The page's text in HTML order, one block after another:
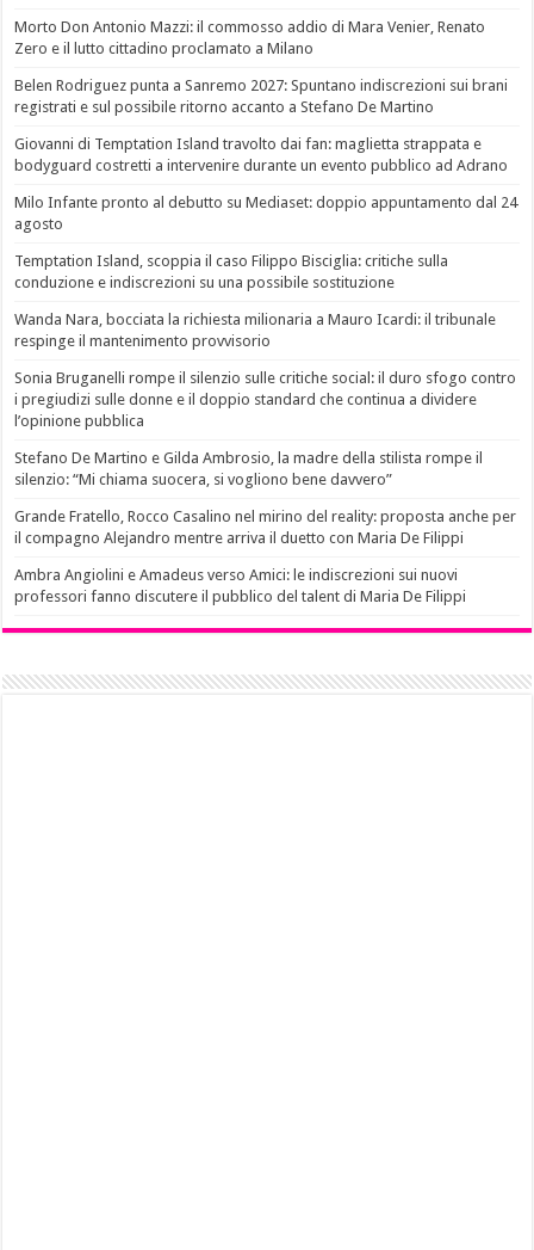
Morto Don Antonio Mazzi: il commosso addio di Mara Venier, Renato
Zero e il lutto cittadino proclamato a Milano
Belen Rodriguez punta a Sanremo 2027: Spuntano indiscrezioni sui brani
registrati e sul possibile ritorno accanto a Stefano De Martino
Giovanni di Temptation Island travolto dai fan: maglietta strappata e
bodyguard costretti a intervenire durante un evento pubblico ad Adrano
Milo Infante pronto al debutto su Mediaset: doppio appuntamento dal 24
agosto
Temptation Island, scoppia il caso Filippo Bisciglia: critiche sulla
conduzione e indiscrezioni su una possibile sostituzione
Wanda Nara, bocciata la richiesta milionaria a Mauro Icardi: il tribunale
respinge il mantenimento provvisorio
Sonia Bruganelli rompe il silenzio sulle critiche social: il duro sfogo contro
i pregiudizi sulle donne e il doppio standard che continua a dividere
l’opinione pubblica
Stefano De Martino e Gilda Ambrosio, la madre della stilista rompe il
silenzio: “Mi chiama suocera, si vogliono bene davvero”
Grande Fratello, Rocco Casalino nel mirino del reality: proposta anche per
il compagno Alejandro mentre arriva il duetto con Maria De Filippi
Ambra Angiolini e Amadeus verso Amici: le indiscrezioni sui nuovi
professori fanno discutere il pubblico del talent di Maria De Filippi